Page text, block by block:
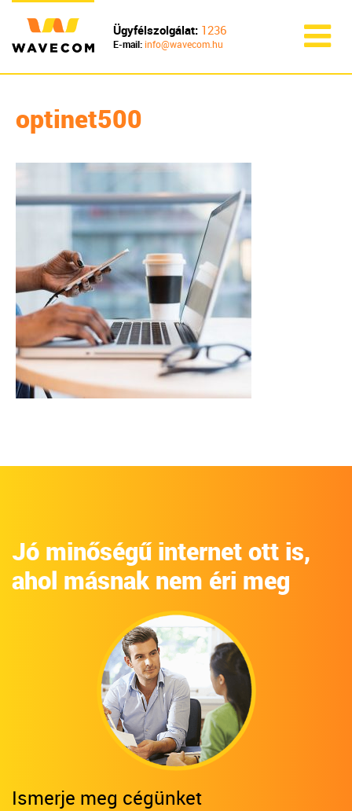
Ügyfélszolgálat: 1236
E-mail: info@wavecom.hu
optinet500
Jó minőségű internet ott is,
ahol másnak nem éri meg
Ismerje meg cégünket